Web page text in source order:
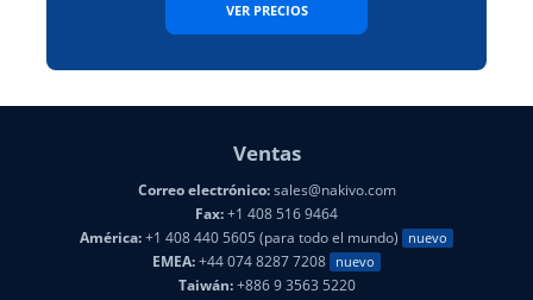
VER PRECIOS
Ventas
Correo electrónico:sales@nakivo.com
Fax:+1 408 516 9464
América:+1 408 440 5605 (para todo el mundo) nuevo
EMEA:+44 074 8287 7208 nuevo
Taiwán:+886 9 3563 5220